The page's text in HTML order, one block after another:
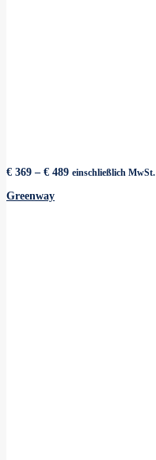
€ 369 – € 489Preisspanne:
einschließlich MwSt.
Greenway